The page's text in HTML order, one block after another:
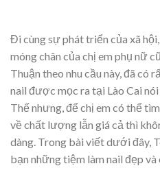
Đi cùng sự phát triển của xã
móng chân của chị em phụ nữ
Thuận theo nhu cầu này, đã có
nail được mọc ra tại Lào Cai
Thế nhưng, để chị em có thể
về chất lượng lẫn giá cả thì
dàng. Trong bài viết dưới đây,
bạn những tiệm làm nail đẹp